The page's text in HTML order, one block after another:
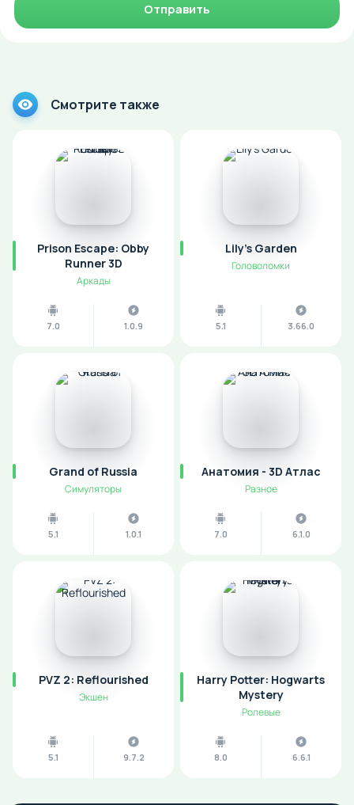
Отправить
Смотрите также
Prison Escape: Obby
Runner 3D
Аркады
7.0 1.0.9
Lily's Garden
Головоломки
5.1 3.66.0
Grand of Russia
Симуляторы
5.1 1.0.1
Анатомия - 3D Атлас
Разное
7.0 6.1.0
PVZ 2: Reflourished
Экшен
5.1 9.7.2
Harry Potter: Hogwarts
Mystery
Ролевые
8.0 6.6.1